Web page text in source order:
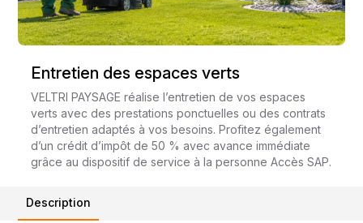
Entretien des espaces verts
VELTRI PAYSAGEréalise l’entretien de vos espaces
verts avec des prestations ponctuelles ou des contrats
d’entretien adaptés à vos besoins. Profitez également
d’un crédit d’impôt de 50 % avec avance immédiate
grâce au dispositif de service à la personne Accès SAP.
Description